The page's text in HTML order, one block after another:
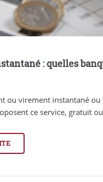
: quelles
ou virement instantané
ce service, gratuit